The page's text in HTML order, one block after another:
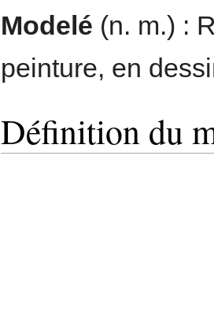
Modelé (n. m.) :
peinture, en
Définition du